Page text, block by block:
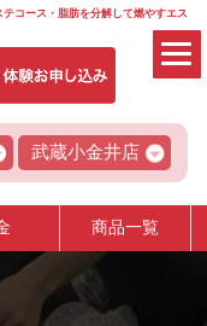
コース・脂肪を分解して燃やすエス
武蔵小金井店
商品一覧